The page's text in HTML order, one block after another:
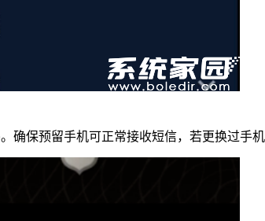
保预留手机可正常接收短信，若更换过手